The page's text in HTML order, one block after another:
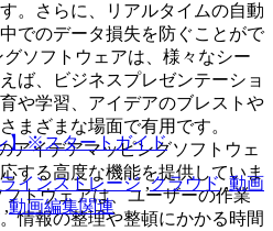
。さらに、リアルタイムの自動
でのデータ損失を防ぐことがで
ソフトウェアは、様々なシー
ば、ビジネスプレゼンテーショ
や学習、アイデアのブレストや
まざまな場面で有用です。
アイデアマッピングソフトウェ
する高度な機能を提供していま
トウェアは、ユーザーの作業
情報の整理や整頓にかかる時間
】※スタートガイド
インストレージ ,クラウド,動画
,動画編集関連